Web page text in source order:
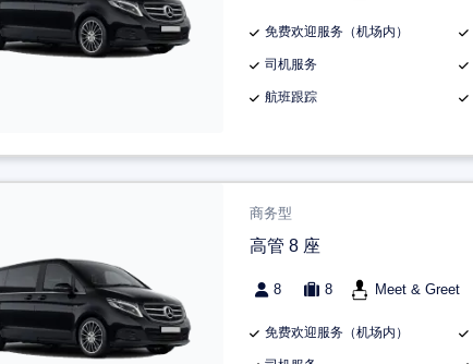
免费欢迎服务（机场内）
司机服务
航班跟踪
商务型
高管 8 座
8 8 Meet & Greet
免费欢迎服务（机场内）